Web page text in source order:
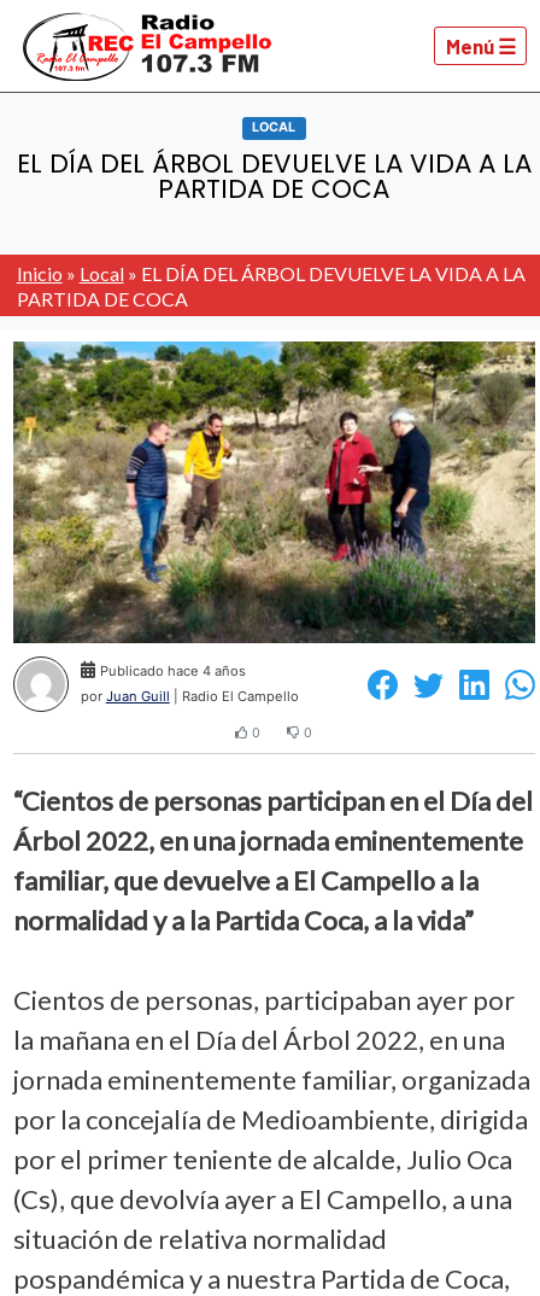
Menú ☰
LOCAL
EL DÍA DEL ÁRBOL DEVUELVE LA VIDA A LA
PARTIDA DE COCA
Inicio » Local» EL DÍA DEL ÁRBOL DEVUELVE LA VIDA A LA
PARTIDA DE COCA
Publicado hace 4 años
por Juan Guill | Radio El Campello
0 0
“Cientos de personas participan en el Día del
Árbol 2022, en una jornada eminentemente
familiar, que devuelve a El Campello a la
normalidad y a la Partida Coca, a la vida”
Cientos de personas, participaban ayer por
la mañana en el Día del Árbol 2022, en una
jornada eminentemente familiar, organizada
por la concejalía de Medioambiente, dirigida
por el primer teniente de alcalde, Julio Oca
(Cs), que devolvía ayer a El Campello, a una
situación de relativa normalidad
pospandémica y a nuestra Partida de Coca,